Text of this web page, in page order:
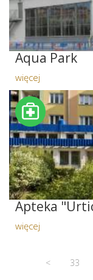
Aqua Park
więcej
Apteka
więcej
< 33